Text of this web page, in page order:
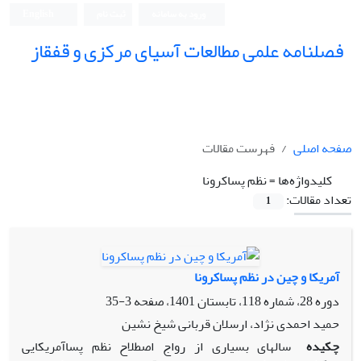
فصلنامه علمی مطالعات آسیای مرکزی و قفقاز
صفحه اصلی
فهرست مقالات
کلیدواژه‌ها =نظم پساکرونا
تعداد مقالات:
1
آمریکا و چین در نظم پساکرونا
دوره 28، شماره 118، تابستان 1401، صفحه
3-35
حمید احمدی نژاد، ارسلان قربانی شیخ نشین
چکیده
سال‏های بسیاری از رواج اصطلاح نظم پساآمریکایی